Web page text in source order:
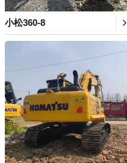
小松360-8